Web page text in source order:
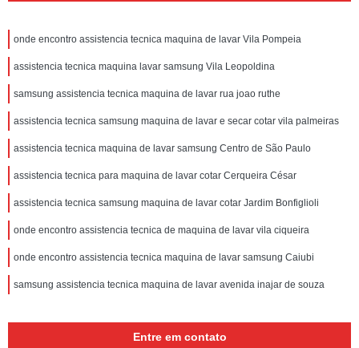
onde encontro assistencia tecnica maquina de lavar Vila Pompeia
assistencia tecnica maquina lavar samsung Vila Leopoldina
samsung assistencia tecnica maquina de lavar rua joao ruthe
assistencia tecnica samsung maquina de lavar e secar cotar vila palmeiras
assistencia tecnica maquina de lavar samsung Centro de São Paulo
assistencia tecnica para maquina de lavar cotar Cerqueira César
assistencia tecnica samsung maquina de lavar cotar Jardim Bonfiglioli
onde encontro assistencia tecnica de maquina de lavar vila ciqueira
onde encontro assistencia tecnica maquina de lavar samsung Caiubi
samsung assistencia tecnica maquina de lavar avenida inajar de souza
Entre em contato